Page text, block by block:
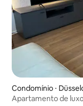
Condomínio ⋅
Apartamento de